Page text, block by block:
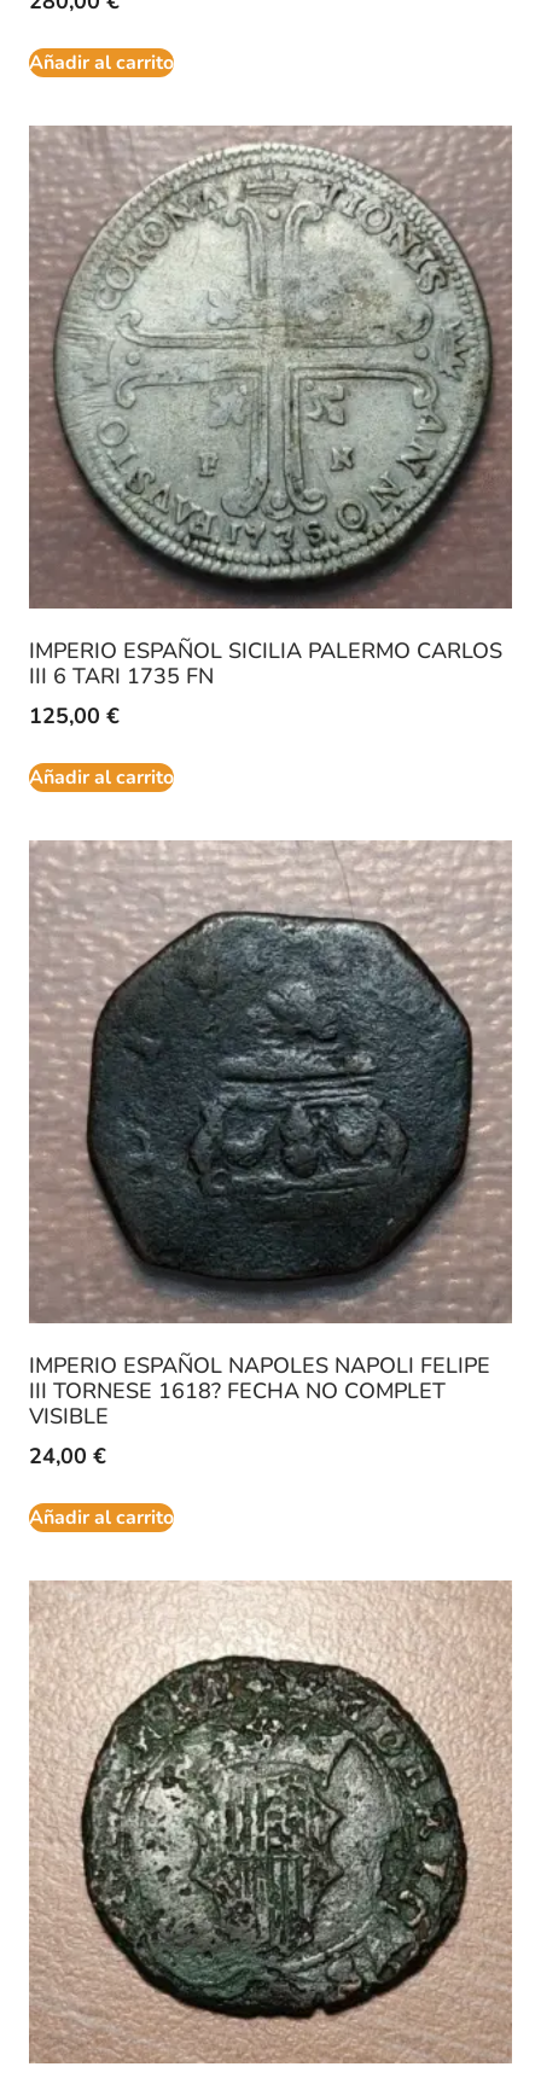
Añadir al carrito
IMPERIO ESPAÑOL SICILIA PALERMO CARLOS
III 6 TARI 1735 FN
125,00 €
Añadir al carrito
IMPERIO ESPAÑOL NAPOLES NAPOLI FELIPE
III TORNESE 1618? FECHA NO COMPLET
VISIBLE
24,00 €
Añadir al carrito